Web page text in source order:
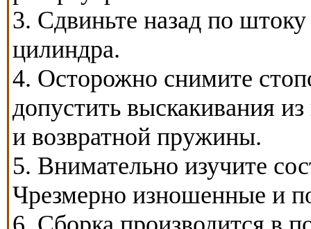
3. Сдвиньте назад по
цилиндра.
4. Осторожно снимите
допустить выскакивания
и возвратной пружины.
5. Внимательно изучите
Чрезмерно изношенные и